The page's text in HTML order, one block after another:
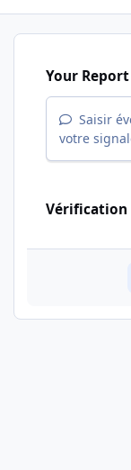
Your Report
Saisir
votre
Vérification